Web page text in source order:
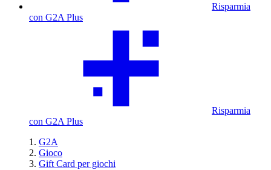
Risparmia
con G2A Plus
Risparmia
con G2A Plus
G2A
Gioco
Gift Card per giochi